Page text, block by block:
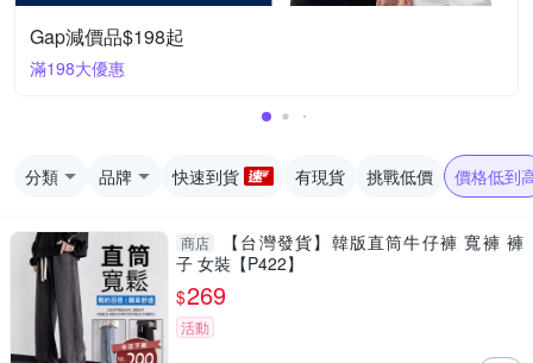
Gap減價品$198起
滿198大優惠
分類 品牌 快速到貨 有現貨 挑戰低價 價格低到
商店
【台灣發貨】韓版直筒牛仔褲 寬褲 褲
子 女裝【P422】
$269
活動